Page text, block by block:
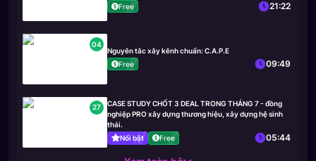
Free
21:22
04
Nguyên tắc xây kênh chuẩn: C.A.P.E
Free
09:49
27
CASE STUDY CHỐT 3 DEAL TRONG THÁNG 7 - đồng
nghiệp PRO xây dựng thương hiệu, xây dựng hệ sinh
thái.
Nổi bật
Free 05:44